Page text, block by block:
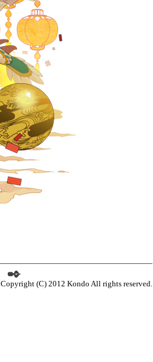
Copyright (C) 2012 Kondo All rights reserved.